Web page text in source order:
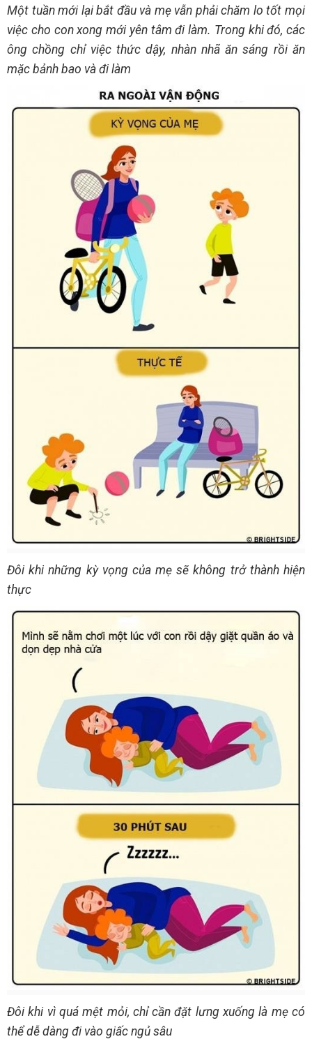
Một tuần mới lại bắt đầu và mẹ vẫn phải chăm lo tốt mọi
việc cho con xong mới yên tâm đi làm. Trong khi đó, các
ông chồng chỉ việc thức dậy, nhàn nhã ăn sáng rồi ăn
mặc bảnh bao và đi làm
Đôi khi những kỳ vọng của mẹ sẽ không trở thành hiện
thực
Đôi khi vì quá mệt mỏi, chỉ cần đặt lưng xuống là mẹ có
thể dễ dàng đi vào giấc ngủ sâu